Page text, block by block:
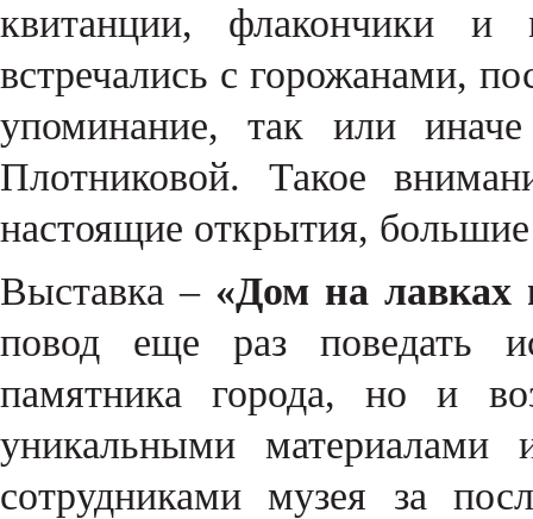
квитанции, флакончики и
встречались с горожанами,
упоминание, так или
Плотниковой. Такое
настоящие открытия,
Выставка – «Дом на лавках
повод еще раз поведать
памятника города, но и
уникальными
сотрудниками музея за